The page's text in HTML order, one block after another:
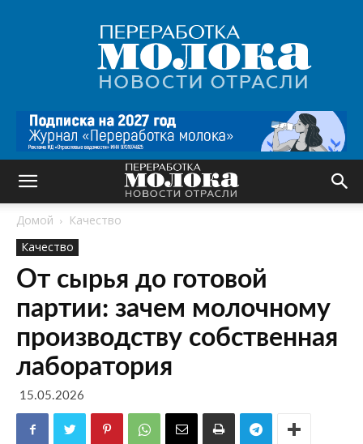
Переработка
молока
|
Новости
Домой
Качество
Качество
От сырья до готовой
партии: зачем молочному
производству собственная
лаборатория
15.05.2026